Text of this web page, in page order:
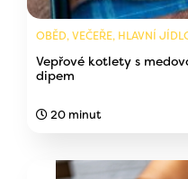
OBĚD, VEČEŘE, HLAVNÍ
Vepřové kotlety s
dipem
20 minut